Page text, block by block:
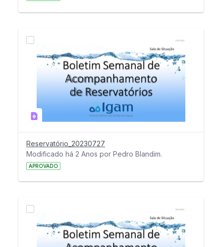
Reservatório_20230727
Modificado há 2 Anos por Pedro Blandim.
APROVADO